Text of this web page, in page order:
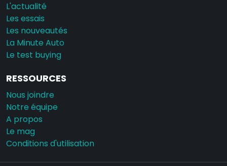
L'actualité
Les essais
Les nouveautés
La Minute Auto
Le test buying
RESSOURCES
Nous joindre
Notre équipe
A propos
Le mag
Conditions d'utilisation